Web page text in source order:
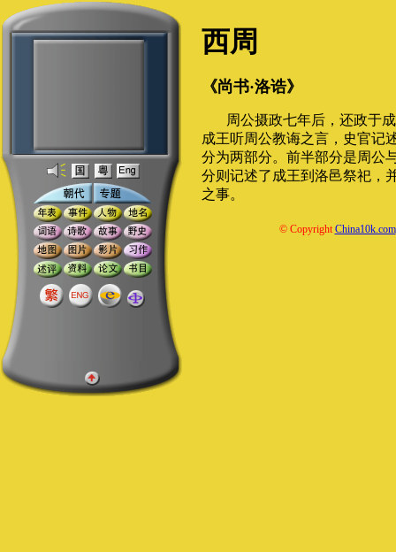
西周
《尚书·洛诰》
周公摄政七年后，还政于
成王听周公教诲之言，史官记
分为两部分。前半部分是周公
分则记述了成王到洛邑祭祀，
之事。
© CopyrightChina10k.com